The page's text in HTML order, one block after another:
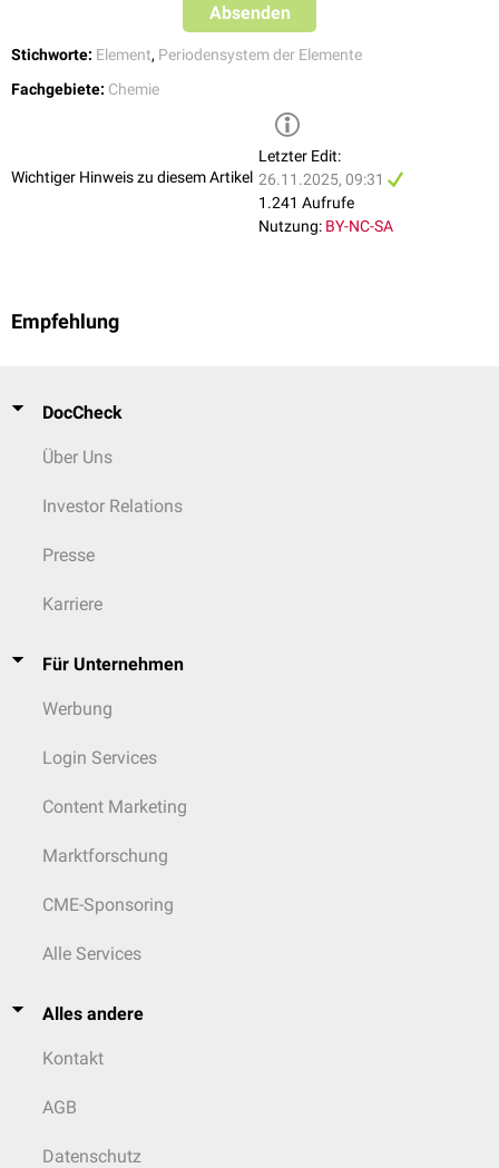
Absenden
Stichworte: Element, Periodensystem der Elemente
Fachgebiete: Chemie
Wichtiger Hinweis zu diesem Artikel
Letzter Edit:
26.11.2025, 09:31
1.241 Aufrufe
Nutzung: BY-NC-SA
Empfehlung
DocCheck
Über Uns
Investor Relations
Presse
Karriere
Für Unternehmen
Werbung
Login Services
Content Marketing
Marktforschung
CME-Sponsoring
Alle Services
Alles andere
Kontakt
AGB
Datenschutz